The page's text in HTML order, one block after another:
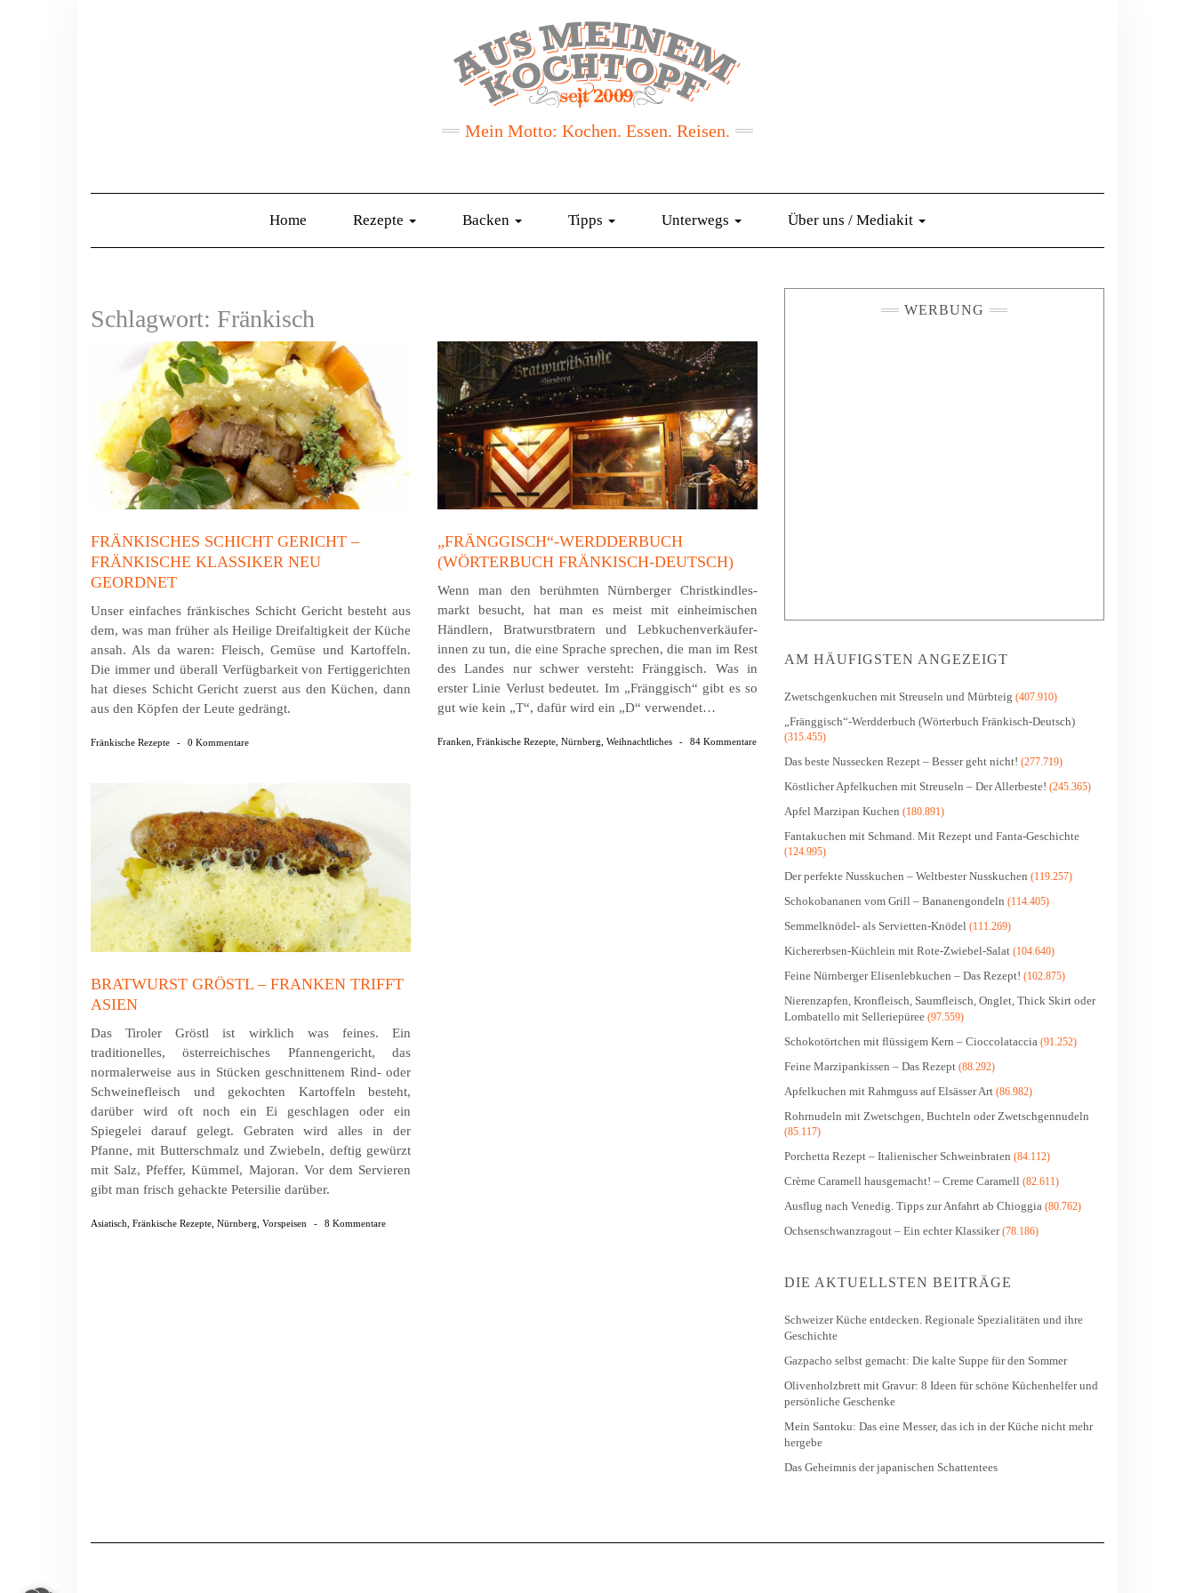
Mein Motto: Kochen. Essen. Reisen.
Home Rezepte Backen Tipps Unterwegs Über uns / Mediakit
Schlagwort: Fränkisch
FRÄNKISCHES SCHICHT GERICHT –
FRÄNKISCHE KLASSIKER NEU
GEORDNET
Unser einfaches fränkisches Schicht Gericht besteht aus
dem, was man früher als Heilige Dreifaltigkeit der Küche
ansah. Als da waren: Fleisch, Gemüse und Kartoffeln.
Die immer und überall Verfügbarkeit von Fertiggerichten
hat dieses Schicht Gericht zuerst aus den Küchen, dann
aus den Köpfen der Leute gedrängt.
Fränkische Rezepte - 0 Kommentare
„FRÄNGGISCH“-WERDDERBUCH
(WÖRTERBUCH FRÄNKISCH-DEUTSCH)
Wenn man den berühmten Nürnberger Christ­kind­les­
markt besucht, hat man es meist mit einheimischen
Händlern, Bratwurstbratern und Leb­kuchen­ver­käufer­
innen zu tun, die eine Sprache sprechen, die man im Rest
des Landes nur schwer versteht: Fränggisch. Was in
erster Linie Verlust bedeutet. Im „Fränggisch“ gibt es so
gut wie kein „T“, dafür wird ein „D“ verwendet…
Franken, Fränkische Rezepte, Nürnberg, Weihnachtliches - 84 Kommentare
BRATWURST GRÖSTL – FRANKEN TRIFFT
ASIEN
Das Tiroler Gröstl ist wirklich was feines. Ein
traditionelles, österreichisches Pfannengericht, das
normalerweise aus in Stücken geschnittenem Rind- oder
Schweinefleisch und gekochten Kartoffeln besteht,
darüber wird oft noch ein Ei geschlagen oder ein
Spiegelei darauf gelegt. Gebraten wird alles in der
Pfanne, mit Butterschmalz und Zwiebeln, deftig gewürzt
mit Salz, Pfeffer, Kümmel, Majoran. Vor dem Servieren
gibt man frisch gehackte Petersilie darüber.
Asiatisch Fränkische Rezepte Nürnberg Vorspeisen - 8 Kommentare
WERBUNG
AM HÄUFIGSTEN ANGEZEIGT
Zwetschgenkuchen mit Streuseln und Mürbteig (407.910)
„Fränggisch“-Werdderbuch (Wörterbuch Fränkisch-Deutsch)
(315.455)
Das beste Nussecken Rezept – Besser geht nicht! (277.719)
Köstlicher Apfelkuchen mit Streuseln – Der Allerbeste! (245.365)
Apfel Marzipan Kuchen (180.891)
Fantakuchen mit Schmand. Mit Rezept und Fanta-Geschichte
(124.995)
Der perfekte Nusskuchen – Weltbester Nusskuchen (119.257)
Schokobananen vom Grill – Bananengondeln (114.405)
Semmelknödel- als Servietten-Knödel (111.269)
Kichererbsen-Küchlein mit Rote-Zwiebel-Salat (104.640)
Feine Nürnberger Elisenlebkuchen – Das Rezept! (102.875)
Nierenzapfen, Kronfleisch, Saumfleisch, Onglet, Thick Skirt oder
Lombatello mit Selleriepüree (97.559)
Schokotörtchen mit flüssigem Kern – Cioccolataccia (91.252)
Feine Marzipankissen – Das Rezept (88.292)
Apfelkuchen mit Rahmguss auf Elsässer Art (86.982)
Rohrnudeln mit Zwetschgen, Buchteln oder Zwetschgennudeln
(85.117)
Porchetta Rezept – Italienischer Schweinbraten (84.112)
Crème Caramell hausgemacht! – Creme Caramell (82.611)
Ausflug nach Venedig. Tipps zur Anfahrt ab Chioggia (80.762)
Ochsenschwanzragout – Ein echter Klassiker(78.186)
DIE AKTUELLSTEN BEITRÄGE
Schweizer Küche entdecken. Regionale Spezialitäten und ihre
Geschichte
Gazpacho selbst gemacht: Die kalte Suppe für den Sommer
Olivenholzbrett mit Gravur: 8 Ideen für schöne Küchenhelfer und
persönliche Geschenke
Mein Santoku: Das eine Messer, das ich in der Küche nicht mehr
hergebe
Das Geheimnis der japanischen Schattentees